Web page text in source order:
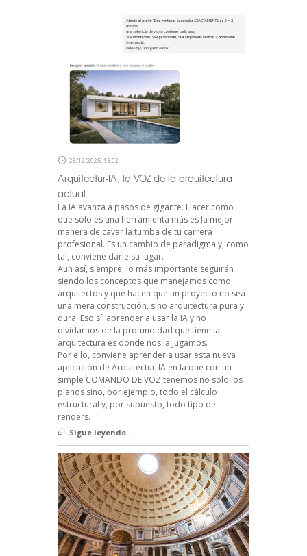
28/12/2025, 13:02
Arquitectur-IA, la VOZ de la arquitectura
actual
La IA avanza a pasos de gigante. Hacer como
que sólo es una herramienta más es la mejor
manera de cavar la tumba de tu carrera
profesional. Es un cambio de paradigma y, como
tal, conviene darle su lugar.
Aun así, siempre, lo más importante seguirán
siendo los conceptos que manejamos como
arquitectos y que hacen que un proyecto no sea
una mera construcción, sino arquitectura pura y
dura. Eso sí: aprender a usar la IA y no
olvidarnos de la profundidad que tiene la
arquitectura es donde nos la jugamos.
Por ello, conviene aprender a usar esta nueva
aplicación de Arquitectur-IA en la que con un
simple COMANDO DE VOZ tenemos no solo los
planos sino, por ejemplo, todo el cálculo
estructural y, por supuesto, todo tipo de
renders.
Sigue leyendo...